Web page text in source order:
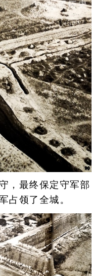
最终保定守军部
占领了全城。